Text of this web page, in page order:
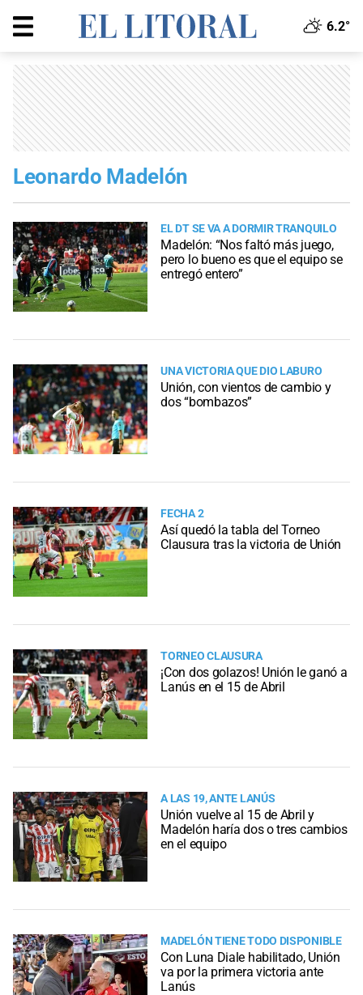
6.2°
Leonardo Madelón
EL DT SE VA A DORMIR TRANQUILO
Madelón: “Nos faltó más juego,
pero lo bueno es que el equipo se
entregó entero”
UNA VICTORIA QUE DIO LABURO
Unión, con vientos de cambio y
dos “bombazos”
FECHA 2
Así quedó la tabla del Torneo
Clausura tras la victoria de Unión
TORNEO CLAUSURA
¡Con dos golazos! Unión le ganó a
Lanús en el 15 de Abril
A LAS 19, ANTE LANÚS
Unión vuelve al 15 de Abril y
Madelón haría dos o tres cambios
en el equipo
MADELÓN TIENE TODO DISPONIBLE
Con Luna Diale habilitado, Unión
va por la primera victoria ante
Lanús